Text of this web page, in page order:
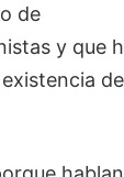
de
y que
de